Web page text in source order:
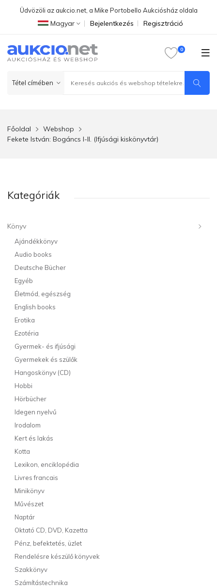
Üdvözöli az aukcio.net, a Mike Portobello Aukciósház oldala
Magyar Bejelentkezés Regisztráció
Főoldal
Webshop
Fekete István: Bogáncs I-II. (Ifjúsági kiskönyvtár)
Kategóriák
Könyv
Ajándékkönyv
Audio books
Deutsche Bücher
Egyéb
Életmód, egészség
English books
Erotika
Ezotéria
Gyermek- és ifjúsági
Gyermekek és szülők
Hangoskönyv (CD)
Hobbi
Hörbücher
Idegen nyelvű
Irodalom
Kert és lakás
Kotta
Lexikon, enciklopédia
Livres francais
Minikönyv
Művészet
Naptár
Oktató CD, DVD, Kazetta
Pénz, befektetés, üzlet
Rendelésre készülő könyvek
Szakkönyv
Számítástechnika